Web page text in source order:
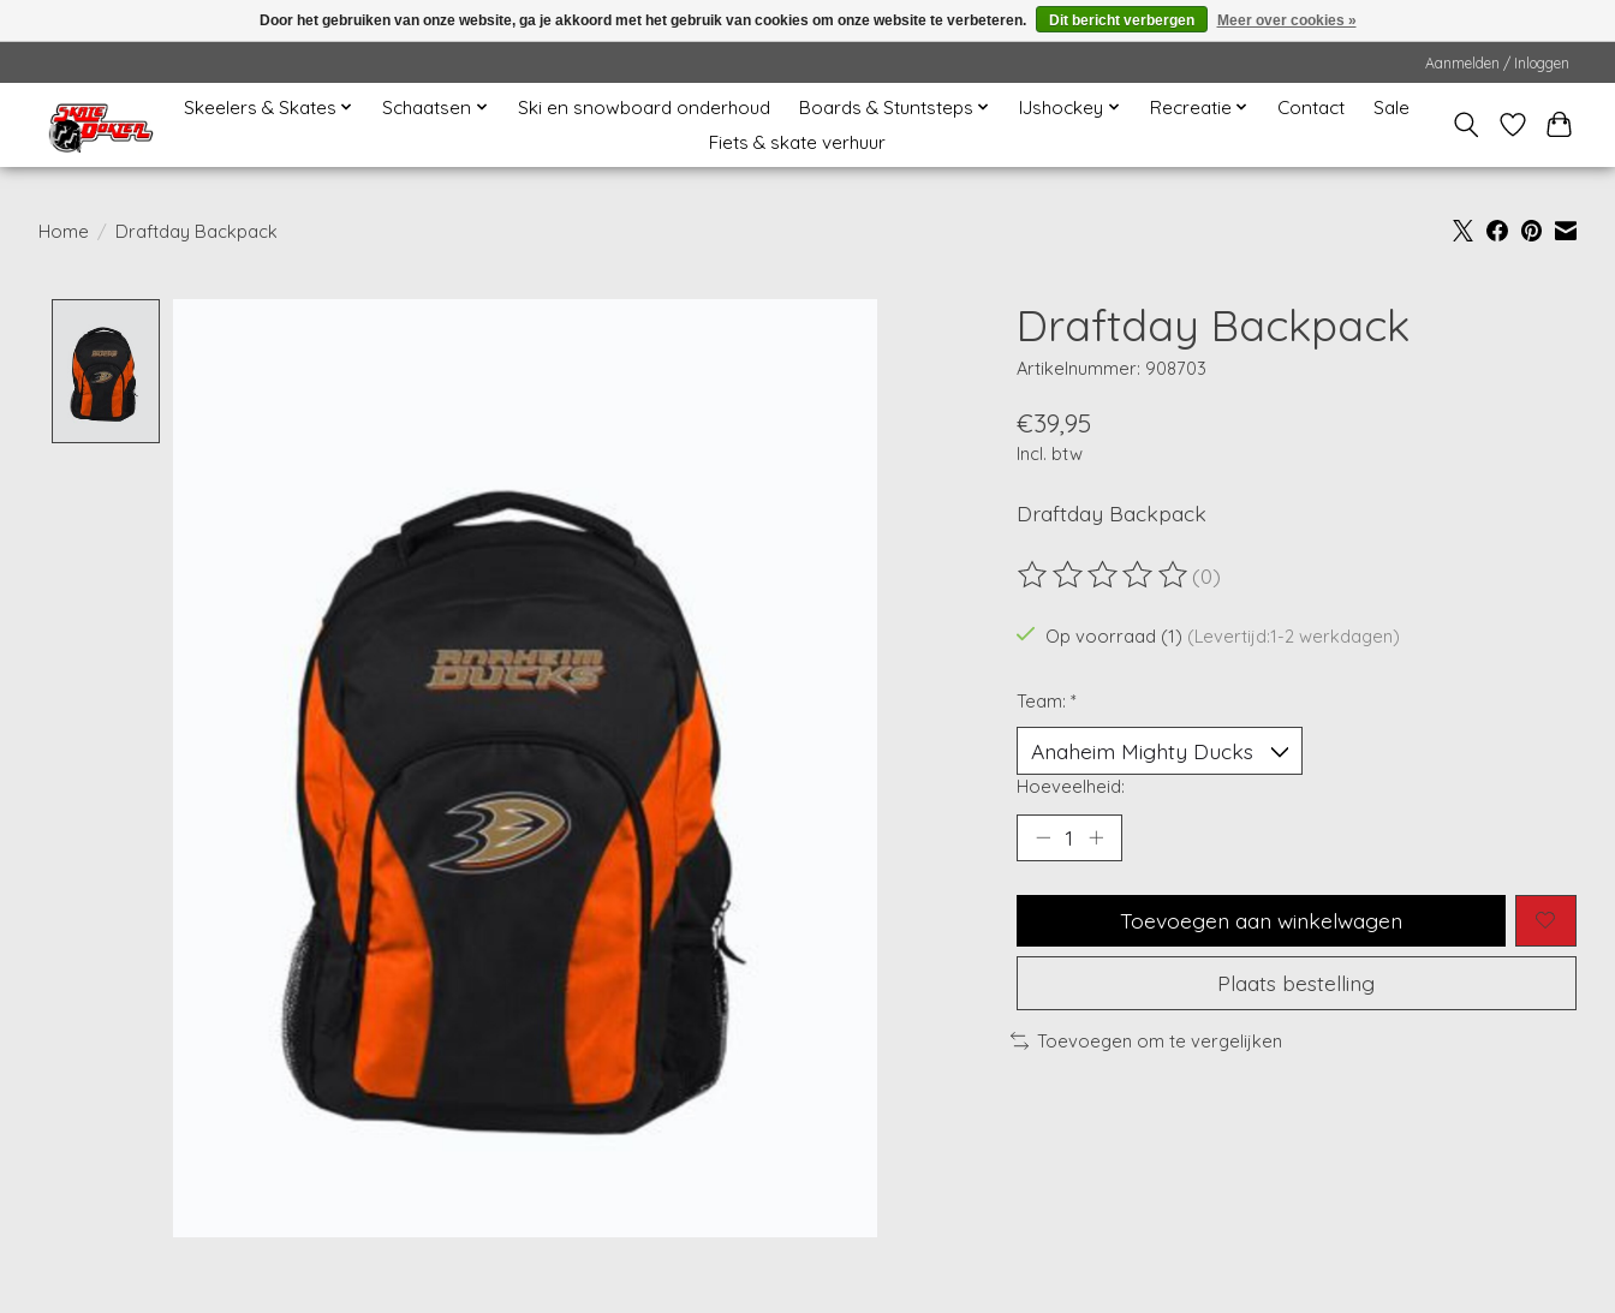
Aanmelden / Inloggen
Skeelers & Skates Schaatsen Ski en snowboard onderhoud Boards & Stuntsteps IJshockey Recreatie Contact
Sale
Fiets & skate verhuur
Home / Draftday Backpack
Draftday Backpack
Artikelnummer: 908703
€39,95
Incl. btw
Draftday Backpack
De beoordeling van dit product is
(0)
Op voorraad (1) (Levertijd:1-2 werkdagen)
Team: *
Hoeveelheid:
Toevoegen aan winkelwagen
Plaats bestelling
Toevoegen om te vergelijken
Door het gebruiken van onze website, ga je akkoord met het gebruik van cookies om onze website te verbeteren. Dit bericht verbergen Meer over cookies »